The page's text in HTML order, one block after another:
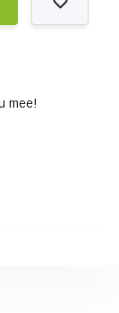
mee!